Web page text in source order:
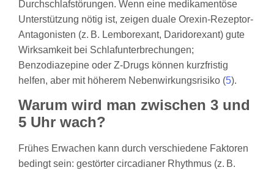
Durchschlafstörungen. Wenn eine medikamentöse
Unterstützung nötig ist, zeigen duale Orexin-Rezeptor-
Antagonisten (z. B. Lemborexant, Daridorexant) gute
Wirksamkeit bei Schlafunterbrechungen;
Benzodiazepine oder Z‑Drugs können kurzfristig
helfen, aber mit höherem Nebenwirkungsrisiko (5).
Warum wird man zwischen 3 und
5 Uhr wach?
Frühes Erwachen kann durch verschiedene Faktoren
bedingt sein: gestörter circadianer Rhythmus (z. B.